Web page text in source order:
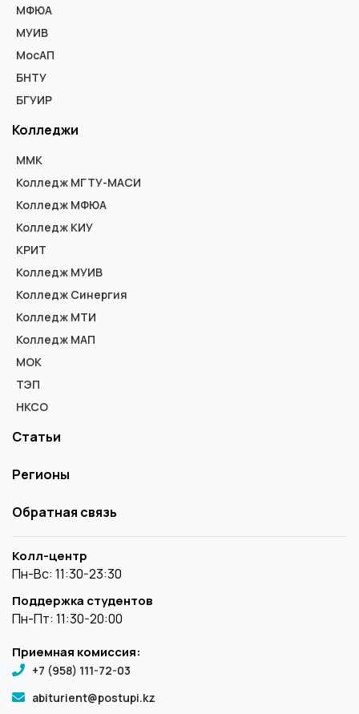
МФЮА
МУИВ
МосАП
БНТУ
БГУИР
Колледжи
ММК
Колледж МГТУ-МАСИ
Колледж МФЮА
Колледж КИУ
КРИТ
Колледж МУИВ
Колледж Синергия
Колледж МТИ
Колледж МАП
МОК
ТЭП
НКСО
Статьи
Регионы
Обратная связь
Колл-центр
Пн-Вс: 11:30-23:30
Поддержка студентов
Пн-Пт: 11:30-20:00
Приемная комиссия:
+7 (958) 111-72-03
abiturient@postupi.kz